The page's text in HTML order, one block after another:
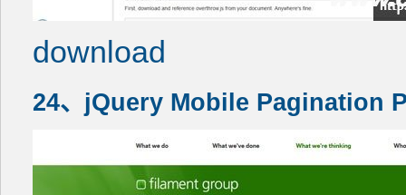
download
24、jQuery Mobile Pagination